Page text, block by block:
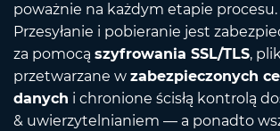
poważnie na każdym etapie procesu.
Przesyłanie i pobieranie jest
za pomocą szyfrowania SSL/TLS,
przetwarzane w zabezpieczonych
danych i chronione ścisłą kontrolą
& uwierzytelnianiem — a ponadto